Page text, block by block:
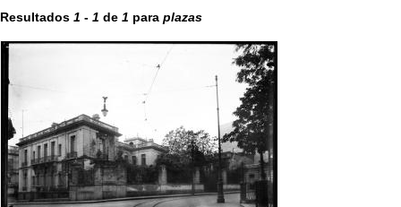
Resultados 1 - 1 de 1 para plazas